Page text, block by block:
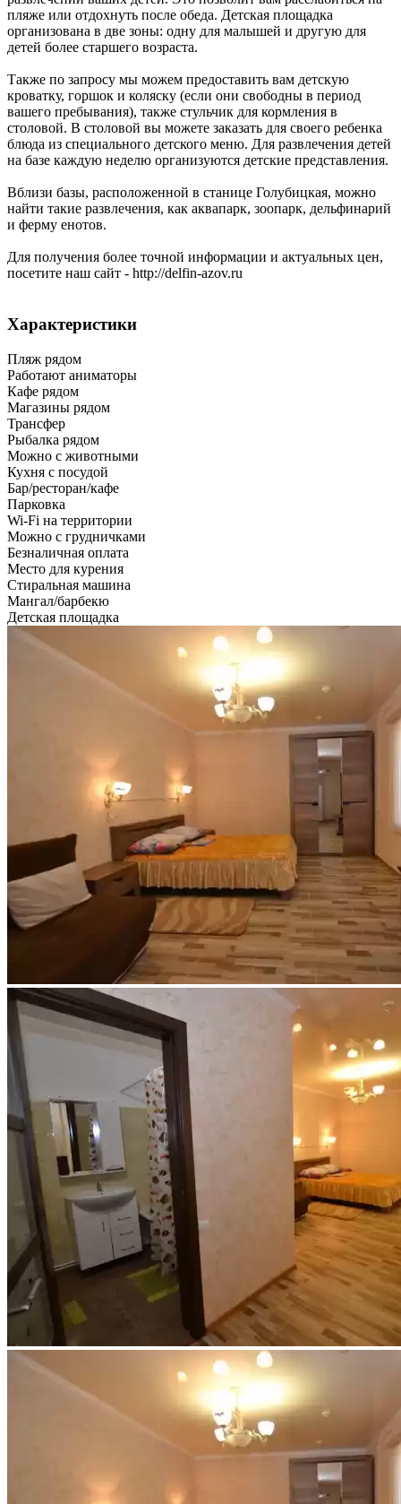
пляже или отдохнуть после обеда. Детская площадка
организована в две зоны: одну для малышей и другую для
детей более старшего возраста.
Также по запросу мы можем предоставить вам детскую
кроватку, горшок и коляску (если они свободны в период
вашего пребывания), также стульчик для кормления в
столовой. В столовой вы можете заказать для своего ребенка
блюда из специального детского меню. Для развлечения детей
на базе каждую неделю организуются детские представления.
Вблизи базы, расположенной в станице Голубицкая, можно
найти такие развлечения, как аквапарк, зоопарк, дельфинарий
и ферму енотов.
Для получения более точной информации и актуальных цен,
посетите наш сайт - http://delfin-azov.ru
Характеристики
Пляж рядом
Работают аниматоры
Кафе рядом
Магазины рядом
Трансфер
Рыбалка рядом
Можно с животными
Кухня с посудой
Бар/ресторан/кафе
Парковка
Wi-Fi на территории
Можно с грудничками
Безналичная оплата
Место для курения
Стиральная машина
Мангал/барбекю
Детская площадка